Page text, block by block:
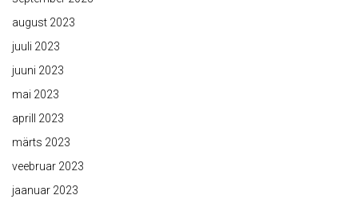
august 2023
juuli 2023
juuni 2023
mai 2023
aprill 2023
märts 2023
veebruar 2023
jaanuar 2023